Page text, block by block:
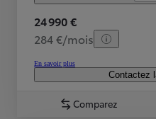
24 990 €
284 €/mois
En savoir plus
Contactez
Comparez